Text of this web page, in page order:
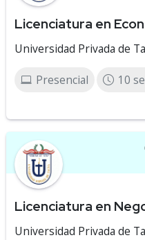
Licenciatura en
Universidad Privada de
Presencial 10
Licenciatura en
Universidad Privada de